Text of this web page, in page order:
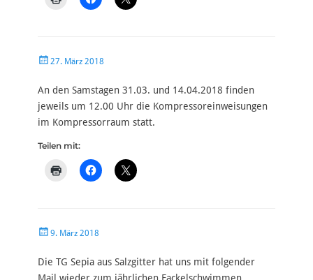
Veröffentlicht
27. März 2018
An den Samstagen 31.03. und 14.04.2018 finden
jeweils um 12.00 Uhr die Kompressoreinweisungen
im Kompressorraum statt.
Teilen mit:
Veröffentlicht
9. März 2018
Die TG Sepia aus Salzgitter hat uns mit folgender